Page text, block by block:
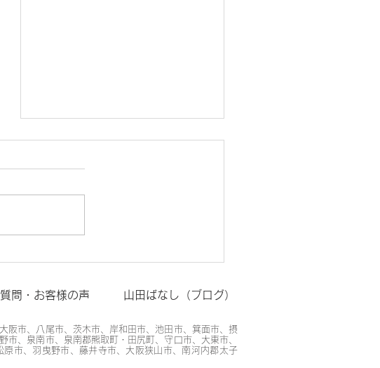
フローリング貼り工事
問・お客様の声 山田ばなし（ブログ）
阪市、八尾市、茨木市、岸和田市、池田市、箕面市、摂
、泉南市、泉南郡熊取町・田尻町、守口市、大東市、
市、羽曳野市、藤井寺市、大阪狭山市、南河内郡太子